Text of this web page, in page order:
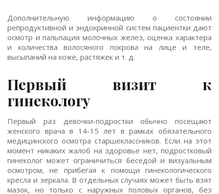
Дополнительную информацию о состоянии
репродуктивной и эндокринной систем пациентки дают
осмотр и пальпация молочных желез, оценка характера
и количества волосяного покрова на лице и теле,
высыпаний на коже, растяжек и т. д.
Первый визит к
гинекологу
Первый раз девочки-подростки обычно посещают
женского врача в 14-15 лет в рамках обязательного
медицинского осмотра старшеклассников. Если на этот
момент никаких жалоб на здоровье нет, подростковый
гинеколог может ограничиться беседой и визуальным
осмотром, не прибегая к помощи гинекологического
кресла и зеркала. В отдельных случаях может быть взят
мазок, но только с наружных половых органов, без